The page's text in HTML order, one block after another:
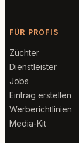
FÜR PROFIS
Züchter
Dienstleister
Jobs
Eintrag erstellen
Werberichtlinien
Media-Kit